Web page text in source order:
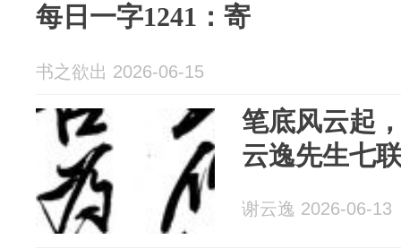
每日一字1241：寄
书之欲出 2026-06-15
笔底风云起
云逸先生七
谢云逸 2026-06-13